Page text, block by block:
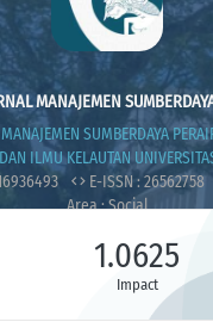
MANAJEMEN
SUMBERDAYA
ILMU KELAUTAN
E-ISSN : 26562758
Area : Social
1.0625
Impact